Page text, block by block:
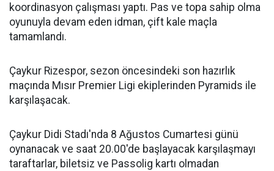
koordinasyon çalışması yaptı. Pas ve topa sahip olma
oyunuyla devam eden idman, çift kale maçla
tamamlandı.
Çaykur Rizespor, sezon öncesindeki son hazırlık
maçında Mısır Premier Ligi ekiplerinden Pyramids ile
karşılaşacak.
Çaykur Didi Stadı'nda 8 Ağustos Cumartesi günü
oynanacak ve saat 20.00'de başlayacak karşılaşmayı
taraftarlar, biletsiz ve Passolig kartı olmadan